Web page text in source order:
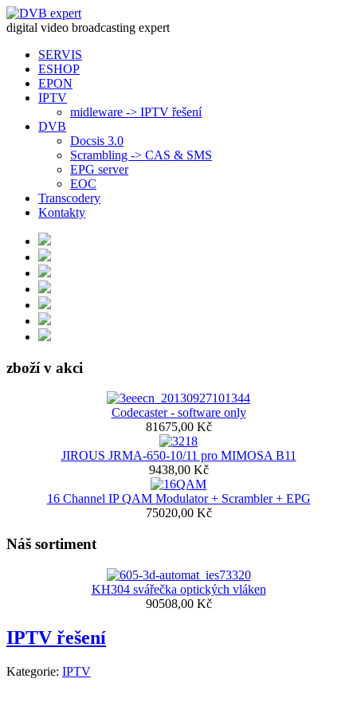
digital video broadcasting expert
SERVIS
ESHOP
EPON
IPTV
midleware -> IPTV řešení
DVB
Docsis 3.0
Scrambling -> CAS & SMS
EPG server
EOC
Transcodery
Kontakty
zboží v akci
Codecaster - software only
81675,00 Kč
JIROUS JRMA-650-10/11 pro MIMOSA B11
9438,00 Kč
16 Channel IP QAM Modulator + Scrambler + EPG
75020,00 Kč
Náš sortiment
KH304 svářečka optických vláken
90508,00 Kč
IPTV řešení
Kategorie: IPTV